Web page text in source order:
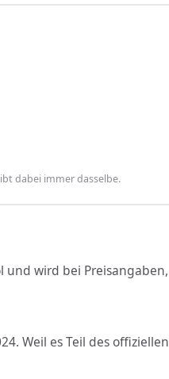
dabei immer dasselbe.
und wird bei Preisangaben,
Weil es Teil des offiziellen